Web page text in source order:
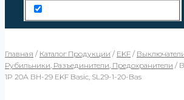
Главная / Каталог Продукции / EKF /
Рубильники, Разъединители, Предохранители /
1P 20А ВН-29 EKF Basic, SL29-1-20-Bas